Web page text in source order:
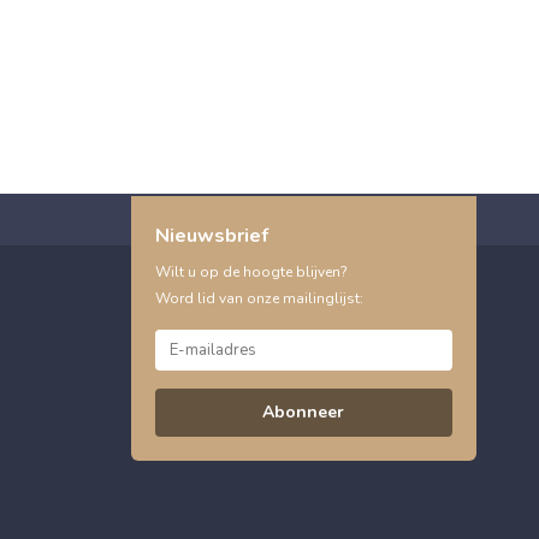
Nieuwsbrief
Wilt u op de hoogte blijven?
Word lid van onze mailinglijst:
Abonneer